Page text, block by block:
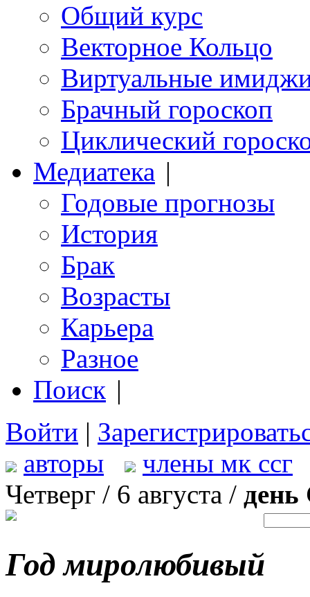
Общий курс
Векторное Кольцо
Виртуальные
Брачный гороскоп
Циклический
Медиатека |
Годовые прогнозы
История
Брак
Возрасты
Карьера
Разное
Поиск |
Войти |
авторы
члены мк ссг
Четверг / 6 августа / день
Год миролюбивый